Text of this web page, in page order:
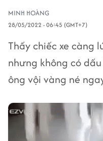
MINH HOÀNG
28/05/2022 - 06:45 (GMT+7)
Thấy chiếc xe càng
nhưng không có
ông vội vàng né